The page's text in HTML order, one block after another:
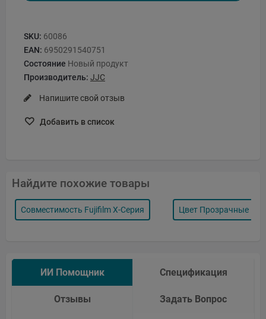
SKU: 60086
EAN: 6950291540751
Состояние Новый продукт
Производитель: JJC
Напишите свой отзыв
Добавить в список
Найдите похожие товары
Совместимость Fujifilm X-Серия Цвет Прозрачные
ИИ Помощник Спецификация
Отзывы Задать Вопрос